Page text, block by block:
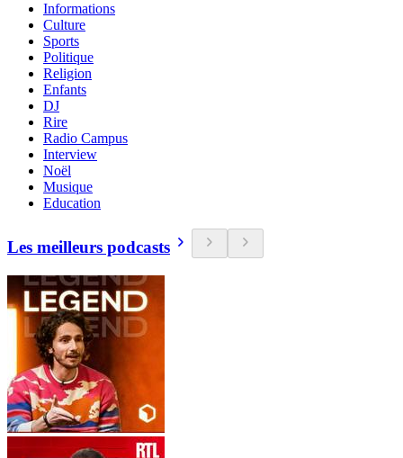
Informations
Culture
Sports
Politique
Religion
Enfants
DJ
Rire
Radio Campus
Interview
Noël
Musique
Education
Les meilleurs podcasts